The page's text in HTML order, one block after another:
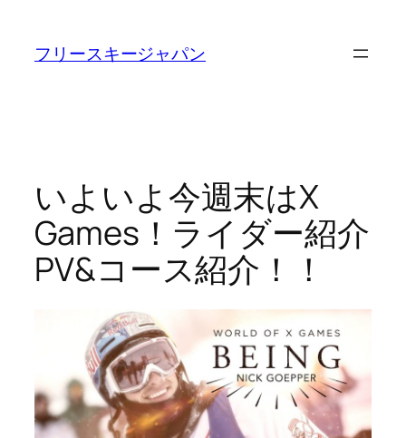
フリースキージャパン
いよいよ今週末はX
Games！ライダー紹介
PV&コース紹介！！